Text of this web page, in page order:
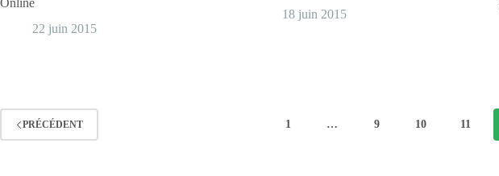
22 juin 2015
18 juin 2015
PRÉCÉDENT 1 … 9 10 11